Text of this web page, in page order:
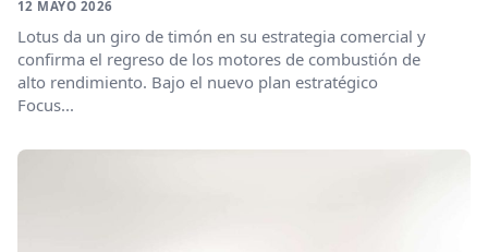
12 MAYO 2026
Lotus da un giro de timón en su estrategia comercial y
confirma el regreso de los motores de combustión de
alto rendimiento. Bajo el nuevo plan estratégico
Focus...